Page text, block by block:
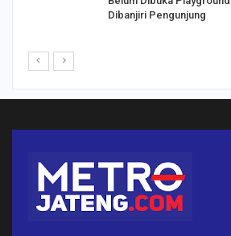
Dibanjiri Pengunjung